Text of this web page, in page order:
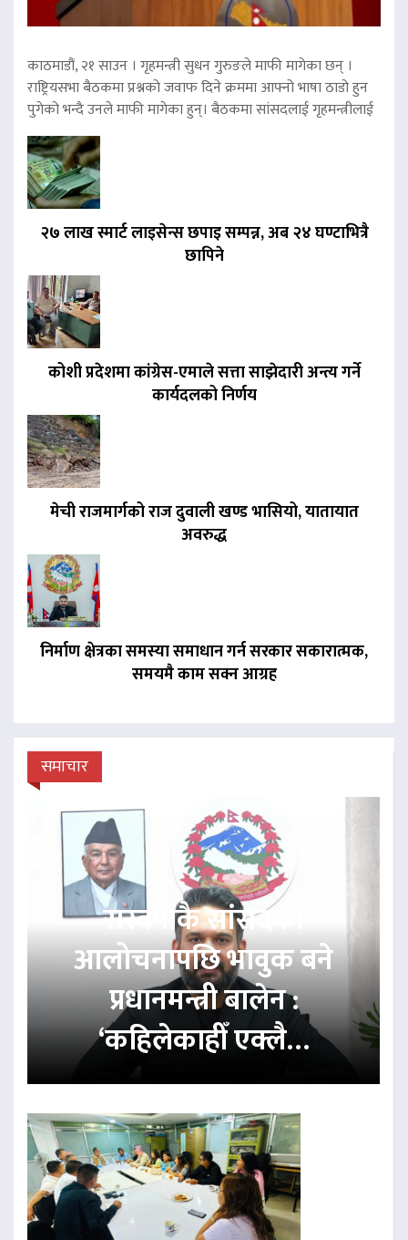
काठमाडौं, २१ साउन । गृहमन्त्री सुधन गुरुङले माफी मागेका छन् ।
राष्ट्रियसभा बैठकमा प्रश्नको जवाफ दिने क्रममा आफ्नो भाषा ठाडो हुन
पुगेको भन्दै उनले माफी मागेका हुन्। बैठकमा सांसदलाई गृहमन्त्रीलाई
२७ लाख स्मार्ट लाइसेन्स छपाइ सम्पन्न, अब २४ घण्टाभित्रै
छापिने
कोशी प्रदेशमा कांग्रेस-एमाले सत्ता साझेदारी अन्त्य गर्ने
कार्यदलको निर्णय
मेची राजमार्गको राज दुवाली खण्ड भासियो, यातायात
अवरुद्ध
निर्माण क्षेत्रका समस्या समाधान गर्न सरकार सकारात्मक,
समयमै काम सक्न आग्रह
समाचार
रास्वपाकै सांसदको
आलोचनापछि भावुक बने
प्रधानमन्त्री बालेन :
‘कहिलेकाहीँ एक्लै…